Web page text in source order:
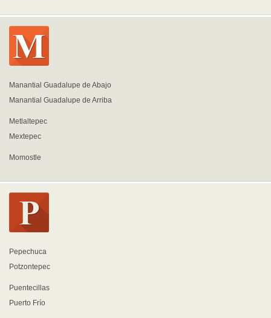
Manantial Guadalupe de Abajo
Manantial Guadalupe de Arriba
Metlaltepec
Mextepec
Momostle
Pepechuca
Potzontepec
Puentecillas
Puerto Frío